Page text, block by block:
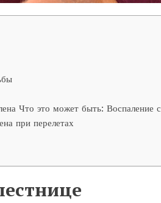
Что это может быть: Воспаление
при перелетах